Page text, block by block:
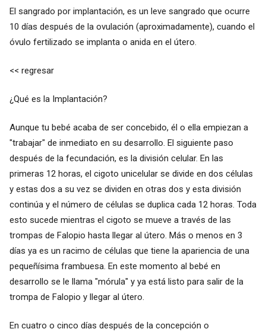
El sangrado por implantación, es un leve sangrado que ocurre
10 días después de la ovulación (aproximadamente), cuando el
óvulo fertilizado se implanta o anida en el útero.
<< regresar
¿Qué es la Implantación?
Aunque tu bebé acaba de ser concebido, él o ella empiezan a
"trabajar" de inmediato en su desarrollo. El siguiente paso
después de la fecundación, es la división celular. En las
primeras 12 horas, el cigoto unicelular se divide en dos células
y estas dos a su vez se dividen en otras dos y esta división
continúa y el número de células se duplica cada 12 horas. Toda
esto sucede mientras el cigoto se mueve a través de las
trompas de Falopio hasta llegar al útero. Más o menos en 3
días ya es un racimo de células que tiene la apariencia de una
pequeñísima frambuesa. En este momento al bebé en
desarrollo se le llama "mórula" y ya está listo para salir de la
trompa de Falopio y llegar al útero.
En cuatro o cinco días después de la concepción o